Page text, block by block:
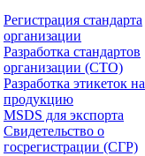
Регистрация стандарта
организации
Разработка стандартов
организации (СТО)
Разработка этикеток на
продукцию
MSDS для экспорта
Свидетельство о
госрегистрации (СГР)